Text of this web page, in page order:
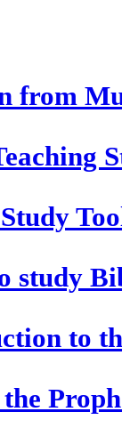
from
study
to